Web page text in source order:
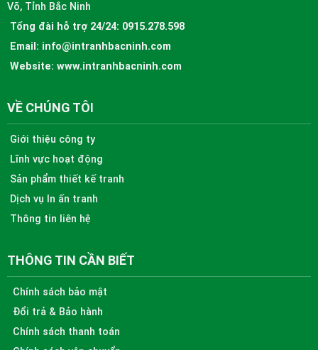
Võ, Tỉnh Bắc Ninh
Tổng đài hỗ trợ 24/24: 0915.278.598
Email: info@intranhbacninh.com
Website: www.intranhbacninh.com
VỀ CHÚNG TÔI
Giới thiệu công ty
Lĩnh vực hoạt động
Sản phẩm thiết kế tranh
Dịch vụ In ấn tranh
Thông tin liên hệ
THÔNG TIN CẦN BIẾT
Chính sách bảo mật
Đổi trả & Bảo hành
Chính sách thanh toán